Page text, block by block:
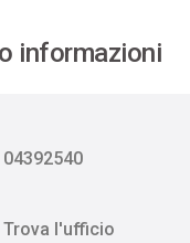
informazioni
04392540
Trova l'ufficio